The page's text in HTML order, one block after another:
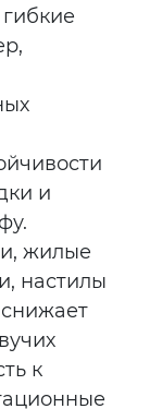
и
жилые
настилы
к